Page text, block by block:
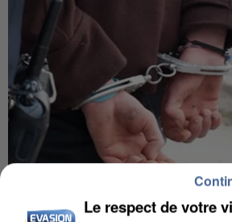
L’UN DES FONDATEURS
Le respect de votre